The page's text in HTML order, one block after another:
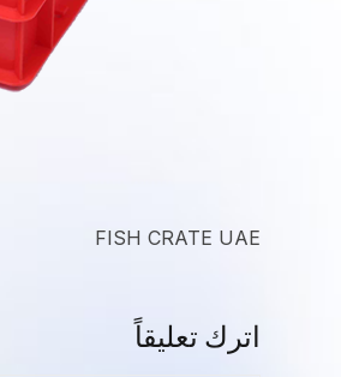
FISH CRATE UAE
اترك تعليقاً